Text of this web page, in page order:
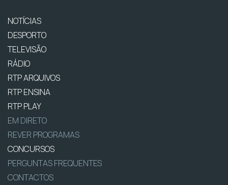
NOTÍCIAS
DESPORTO
TELEVISÃO
RÁDIO
RTP ARQUIVOS
RTP ENSINA
RTP PLAY
EM DIRETO
REVER PROGRAMAS
CONCURSOS
PERGUNTAS FREQUENTES
CONTACTOS